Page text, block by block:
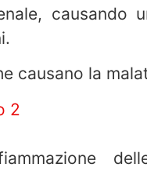
causando
causano la
2